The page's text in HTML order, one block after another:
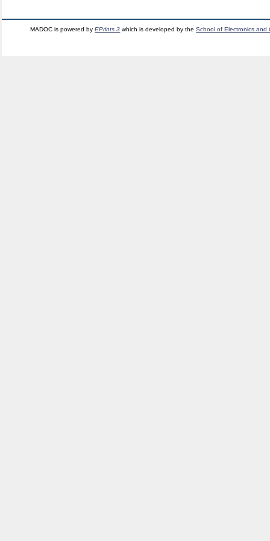
MADOC is powered byEPrints 3 which is developed by theSchool of Electronics and